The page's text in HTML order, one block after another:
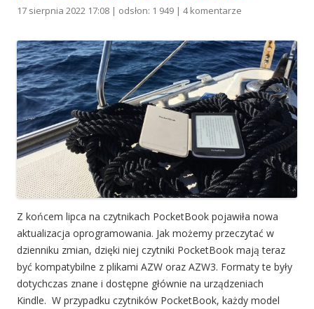
17 sierpnia 2022 17:08 | odsłon: 1 949 | 4 komentarze
Z końcem lipca na czytnikach PocketBook pojawiła nowa
aktualizacja oprogramowania. Jak możemy przeczytać w
dzienniku zmian, dzięki niej czytniki PocketBook mają teraz
być kompatybilne z plikami AZW oraz AZW3. Formaty te były
dotychczas znane i dostępne głównie na urządzeniach
Kindle. W przypadku czytników PocketBook, każdy model